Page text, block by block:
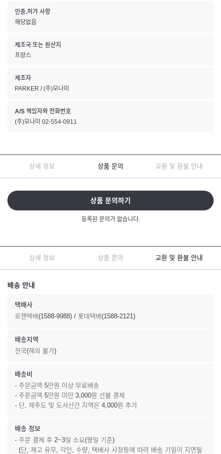
인증.허가 사항
해당없음
제조국 또는 원산지
프랑스
제조자
PARKER / (주)모나미
A/S 책임자와 전화번호
(주)모나미 02-554-0911
상세 정보 상품 문의 교환 및 환불 안내
상품 문의하기
등록된 문의가 없습니다.
상세 정보 상품 문의 교환 및 환불 안내
배송 안내
택배사
로젠택배(1588-9988) / 롯데택배(1588-2121)
배송지역
전국(해외 불가)
배송비
- 주문금액 5만원 이상 무료배송
- 주문금액 5만원 미만 3,000원 선불 결제
- 단, 제주도 및 도서산간 지역은 4,000원 추가
배송 정보
- 주문 결제 후 2~3일 소요(평일 기준)
(단, 재고 유무, 각인, 수량, 택배사 사정등에 따라 배송 기일이 지연될